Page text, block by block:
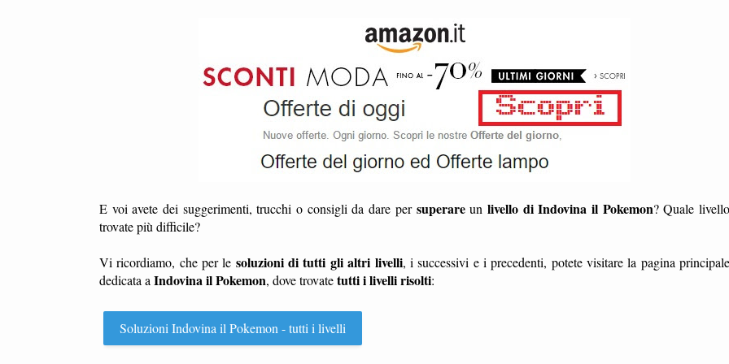
E voi avete dei suggerimenti, trucchi o consigli da dare per superareun livello di Indovina il Pokemon? Quale
trovate più difficile?
Vi ricordiamo, che per le soluzioni di tutti gli altri livelli, i successivi e i precedenti, potete visitare la pagina principale
dedicata a Indovina il Pokemon, dove trovatetutti i livelli risolti:
Soluzioni Indovina il Pokemon - tutti i livelli